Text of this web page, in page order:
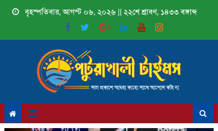
Skip
বৃহস্পতিবার, আগস্ট ০৬, ২০২৬ || ২২শে শ্রাবণ, ১৪৩৩ বঙ্গাব্দ